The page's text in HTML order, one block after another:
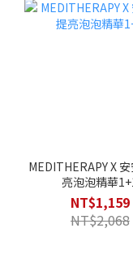
MEDITHERAPY X
亮泡泡精華
NT$1,159
NT$2,068